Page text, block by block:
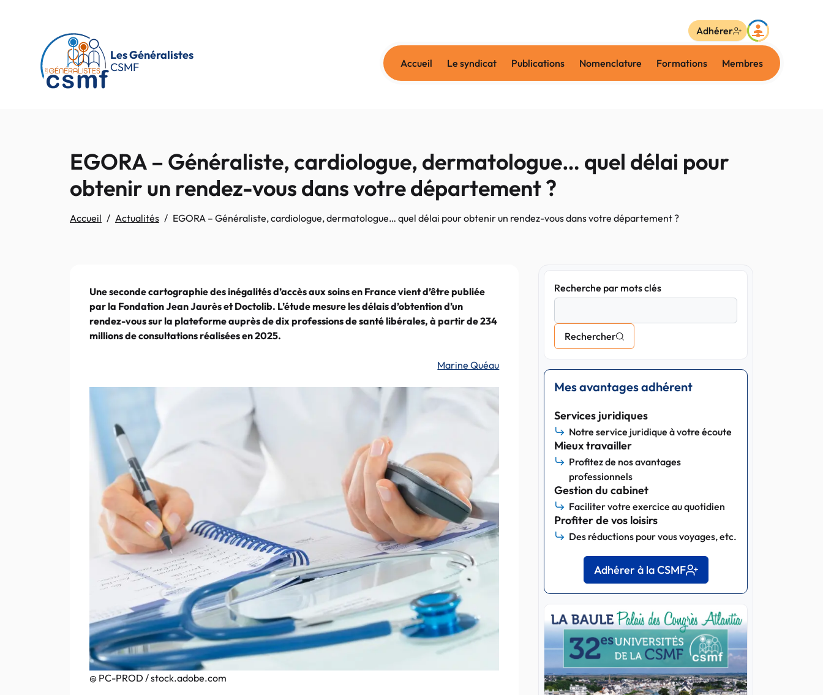
Les Généralistes
CSMF
Accueil Le syndicat Publications Nomenclature Formations Membres
Adhérer
EGORA – Généraliste, cardiologue, dermatologue… quel délai pour
obtenir un rendez-vous dans votre département ?
Accueil Actualités EGORA – Généraliste, cardiologue, dermatologue… quel délai pour obtenir un rendez-vous dans votre département ?
Une seconde cartographie des inégalités d’accès aux soins en France vient d’être publiée
par la Fondation Jean Jaurès et Doctolib. L’étude mesure les délais d’obtention d’un
rendez-vous sur la plateforme auprès de dix professions de santé libérales, à partir de 234
millions de consultations réalisées en 2025.
Marine Quéau
@ PC-PROD / stock.adobe.com
Recherche par mots clés
Rechercher
Mes avantages adhérent
Services juridiques
Notre service juridique à votre écoute
Mieux travailler
Profitez de nos avantages
professionnels
Gestion du cabinet
Faciliter votre exercice au quotidien
Profiter de vos loisirs
Des réductions pour vous voyages, etc.
Adhérer à la CSMF